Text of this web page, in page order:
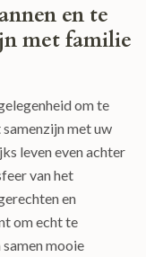
en te
met familie
om te
met uw
leven even achter
van het
en
om echt te
mooie